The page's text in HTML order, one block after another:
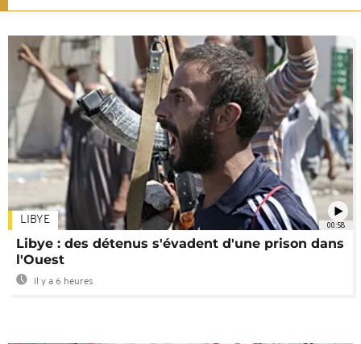
00:58
LIBYE
Libye : des détenus s'évadent d'une prison dans
l'Ouest
Il y a 6 heures